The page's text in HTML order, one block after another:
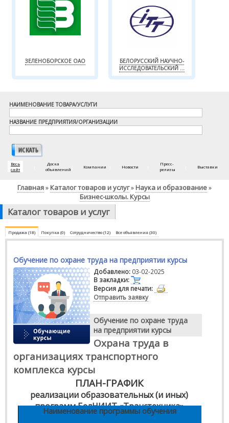
ЗЕЛЕНОБОРСКОЕ ОАО
БЕЛОРУССКИЙ НАУЧНО-
ИССЛЕДОВАТЕЛЬСКИЙ ...
НАИМЕНОВАНИЕ ТОВАРА/УСЛУГИ
НАЗВАНИЕ ПРЕДПРИЯТИЯ/ОРГАНИЗАЦИИ
Весь
сайт
Доска
объявлений
Компании Новости
Пресс-
релизы
Выставки
Главная» Каталог товаров и услуг» Наука и образование»
Бизнес-школы. Курсы
Каталог товаров и услуг
Продажа (18) Покупка (0) Сотрудничество (12) Все объявления (30)
Обучение по охране труда на предприятии курсы
Добавлено: 03-02-2025
В закладки:
Версия для печати:
Отправить заявку
Обучение по охране труда
на предприятии курсы
Охрана труда в
организациях транспортного
комплекса курсы
ПЛАН-ГРАФИК
реализации образовательных (и иных)
программ БелНИИТ «Транстехника»
Наименование программы обучения